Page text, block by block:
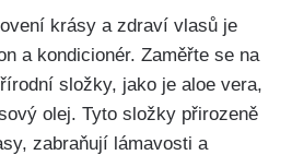
krásy a⁣ zdraví vlasů je
a kondicionér. Zaměřte se⁢ na
složky, jako je aloe⁣ vera,
⁢olej. Tyto složky přirozeně
zabraňují lámavosti a